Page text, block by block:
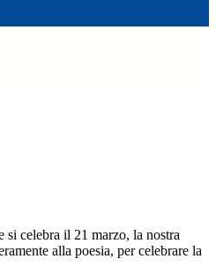
si celebra il 21 marzo, la nostra
alla poesia, per celebrare la